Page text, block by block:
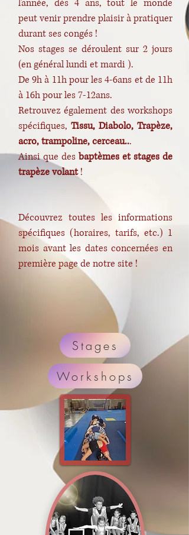
l'année, dès 4 ans, tout le monde
peut venir prendre plaisir à pratiquer
durant ses congés !
Nos stages se déroulent sur 2 jours
(en général lundi et mardi ).
De 9h à 11h pour les 4-6ans et de 11h
à 16h pour les 7-12ans.
Retrouvez également des workshops
spécifiques, Tissu, Diabolo, Trapèze,
acro, trampoline, cerceau...
Ainsi que des baptèmes et stages de
trapèze volant!
Découvrez toutes les informations
spécifiques (horaires, tarifs, etc.) 1
mois avant les dates concernées en
première page de notre site !
Stages
Workshops